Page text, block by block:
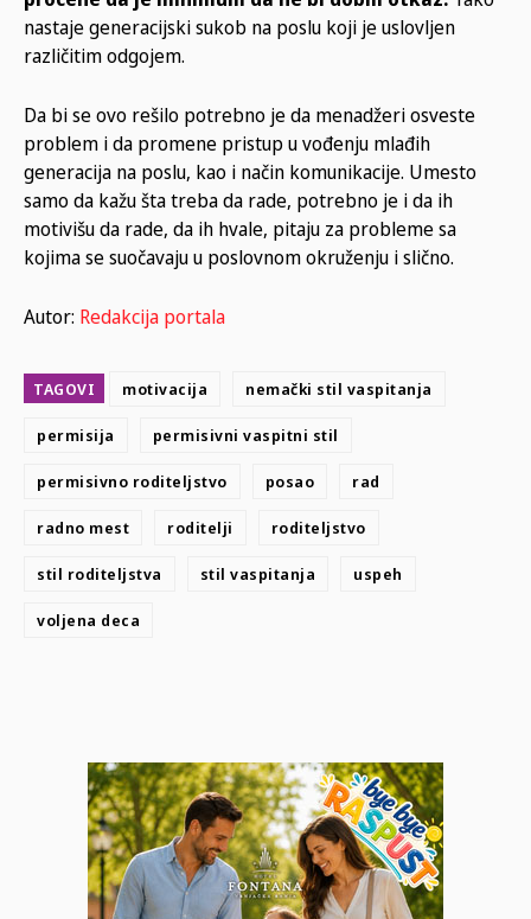
nastaje generacijski sukob na poslu koji je uslovljen
različitim odgojem.
Da bi se ovo rešilo potrebno je da menadžeri osveste
problem i da promene pristup u vođenju mlađih
generacija na poslu, kao i način komunikacije. Umesto
samo da kažu šta treba da rade, potrebno je i da ih
motivišu da rade, da ih hvale, pitaju za probleme sa
kojima se suočavaju u poslovnom okruženju i slično.
Autor: Redakcija portala
TAGOVI motivacija nemački stil vaspitanja
permisija permisivni vaspitni stil
permisivno roditeljstvo posao rad
radno mest roditelji roditeljstvo
stil roditeljstva stil vaspitanja uspeh
voljena deca